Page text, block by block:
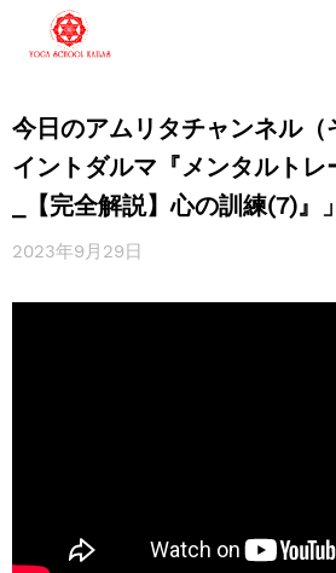
今日のアムリタチャンネル（
イントダルマ『メンタルトレ
_【完全解説】心の訓練(7)』」
2023年9月29日